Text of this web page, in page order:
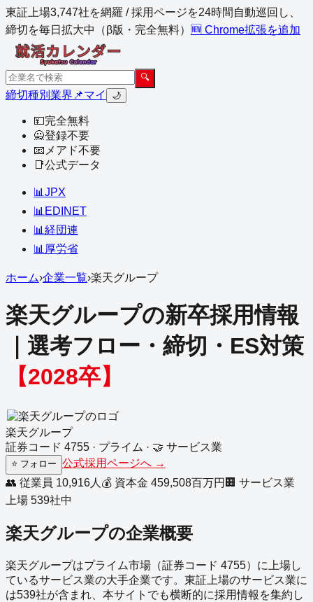
東証上場3,747社を網羅 / 採用ページを24時間自動巡回し、
締切を毎日拡大中（β版・完全無料）
🆕 Chrome拡張を追加
🔍
締切種別 業界 📌マイ 🌙
💴完全無料
🙅登録不要
📧 メアド不要
📑公式データ
📊 JPX
📊 EDINET
📊 経団連
📊 厚労省
ホーム›企業一覧›楽天グループ
楽天グループの新卒採用情報
｜選考フロー・締切・ES対策
【2028卒】
楽天グループ
証券コード 4755 · プライム · 🤝 サービス業
⭐ フォロー 公式採用ページへ →
👥 従業員 10,916人 💰 資本金 459,508百万円 🏢 サービス業
上場 539社中
楽天グループの企業概要
楽天グループはプライム市場（証券コード 4755）に上場し
ているサービス業の大手企業です。 東証上場のサービス業に
は539社が含まれ、本サイトでも横断的に採用情報を集約し